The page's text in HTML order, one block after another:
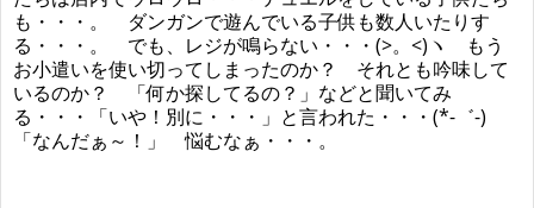
も・・・。 ダンガンで遊んでいる子供も数人いたりす
る・・・。 でも、レジが鳴らない・・・(>。<)ヽ もう
お小遣いを使い切ってしまったのか？ それとも吟味して
いるのか？ 「何か探してるの？」などと聞いてみ
る・・・「いや！別に・・・」と言われた・・・(*-゛-)
「なんだぁ～！」 悩むなぁ・・・。